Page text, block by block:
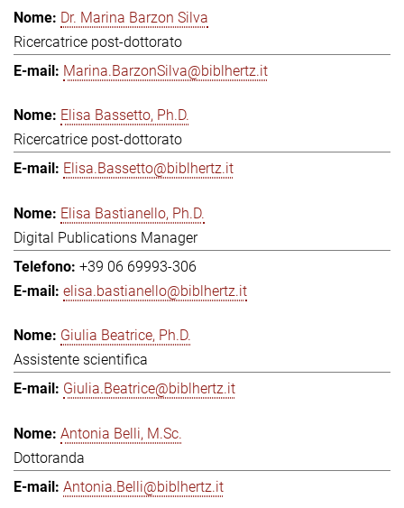
Dr. Marina Barzon Silva
Ricercatrice post-dottorato
Marina.BarzonSilva@biblhertz.it
Elisa Bassetto, Ph.D.
Ricercatrice post-dottorato
Elisa.Bassetto@biblhertz.it
Elisa Bastianello, Ph.D.
Digital Publications Manager
+39 06 69993-306
elisa.bastianello@biblhertz.it
Giulia Beatrice, Ph.D.
Assistente scientifica
Giulia.Beatrice@biblhertz.it
Antonia Belli, M.Sc.
Dottoranda
Antonia.Belli@biblhertz.it